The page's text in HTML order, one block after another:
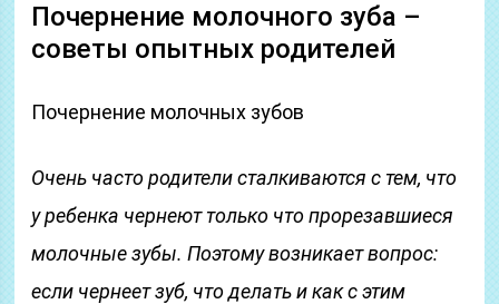
Почернение молочного зуба –
советы опытных родителей
Почернение молочных зубов
Очень часто родители сталкиваются с тем, что
у ребенка чернеют только что прорезавшиеся
молочные зубы. Поэтому возникает вопрос:
если чернеет зуб, что делать и как с этим